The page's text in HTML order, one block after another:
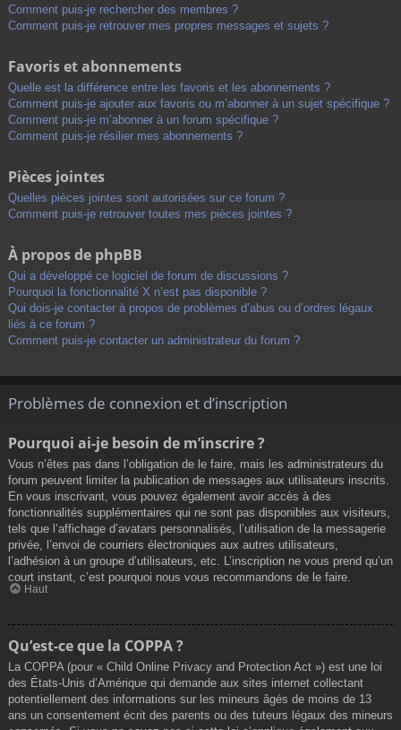
Comment puis-je rechercher des membres ?
Comment puis-je retrouver mes propres messages et sujets ?
Favoris et abonnements
Quelle est la différence entre les favoris et les abonnements ?
Comment puis-je ajouter aux favoris ou m’abonner à un sujet spécifique ?
Comment puis-je m’abonner à un forum spécifique ?
Comment puis-je résilier mes abonnements ?
Pièces jointes
Quelles pièces jointes sont autorisées sur ce forum ?
Comment puis-je retrouver toutes mes pièces jointes ?
À propos de phpBB
Qui a développé ce logiciel de forum de discussions ?
Pourquoi la fonctionnalité X n’est pas disponible ?
Qui dois-je contacter à propos de problèmes d’abus ou d’ordres légaux
liés à ce forum ?
Comment puis-je contacter un administrateur du forum ?
Problèmes de connexion et d’inscription
Pourquoi ai-je besoin de m’inscrire ?
Vous n’êtes pas dans l’obligation de le faire, mais les administrateurs du
forum peuvent limiter la publication de messages aux utilisateurs inscrits.
En vous inscrivant, vous pouvez également avoir accès à des
fonctionnalités supplémentaires qui ne sont pas disponibles aux visiteurs,
tels que l’affichage d’avatars personnalisés, l’utilisation de la messagerie
privée, l’envoi de courriers électroniques aux autres utilisateurs,
l’adhésion à un groupe d’utilisateurs, etc. L’inscription ne vous prend qu’un
court instant, c’est pourquoi nous vous recommandons de le faire.
Haut
Qu’est-ce que la COPPA ?
La COPPA (pour « Child Online Privacy and Protection Act ») est une loi
des États-Unis d’Amérique qui demande aux sites internet collectant
potentiellement des informations sur les mineurs âgés de moins de 13
ans un consentement écrit des parents ou des tuteurs légaux des mineurs